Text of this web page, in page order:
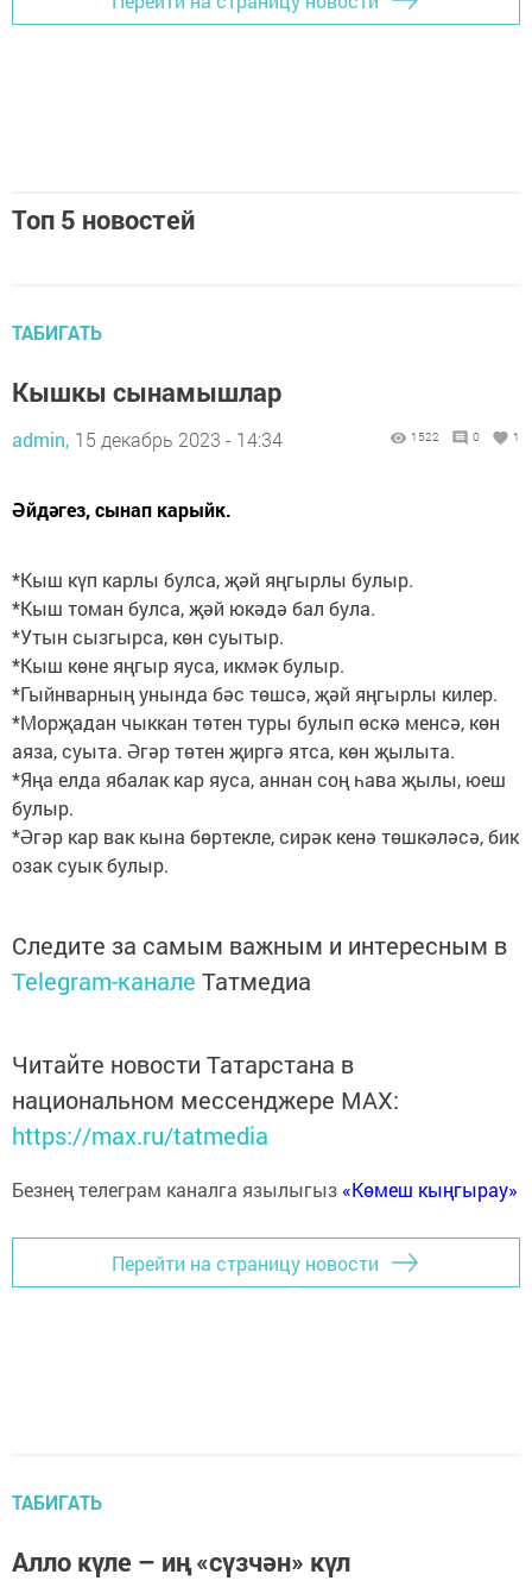
Топ 5 новостей
ТАБИГАТЬ
Кышкы сынамышлар
admin, 15 декабрь 2023 - 14:34 1522 0 1
Әйдәгез, сынап карыйк.
*Кыш күп карлы булса, җәй яңгырлы булыр.
*Кыш томан булса, җәй юкәдә бал була.
*Утын сызгырса, көн суытыр.
*Кыш көне яңгыр яуса, икмәк булыр.
*Гыйнварның унында бәс төшсә, җәй яңгырлы килер.
*Морҗадан чыккан төтен туры булып өскә менсә, көн
аяза, суыта. Әгәр төтен җиргә ятса, көн җылыта.
*Яңа елда ябалак кар яуса, аннан соң һава җылы, юеш
булыр.
*Әгәр кар вак кына бөртекле, сирәк кенә төшкәләсә, бик
озак суык булыр.
Следите за самым важным и интересным в
Telegram-канале Татмедиа
Читайте новости Татарстана в
национальном мессенджере MАХ:
https://max.ru/tatmedia
Безнең телеграм каналга язылыгыз «Көмеш кыңгырау»
Перейти на страницу новости
ТАБИГАТЬ
Алло күле – иң «сүзчән» күл